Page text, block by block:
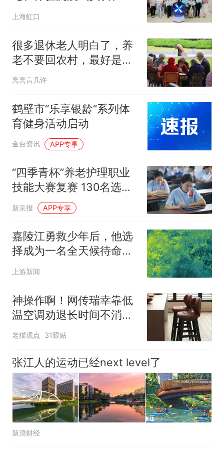
与高管交流
上海虹口
很多退休老人明白了，养
老不要回农村，最好是留
在城市，县城也行
离离言几许
鹤壁市“乐享银龄”系列体
育健身活动启动
金台资讯 APP专享
“四季青杯”养老护理职业
技能大赛复赛 130名选手
“比武”
新京报 APP专享
嘉陵江勇救少年后，他选
择成为一名全天候待命的
救援志愿者
上游新闻
神操作啊！网传瑞幸靠低
温空调劝退长时间不消
费、占座闲聊的老年人，
老猫观点 31跟贴
张江人的运动已经next level了
新浪财经